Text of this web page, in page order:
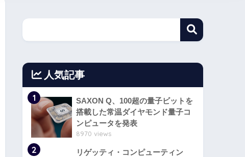
人気記事
1
SAXON Q、100超の量子ビットを
搭載した常温ダイヤモンド量子コ
ンピュータを発表
8970 views
2
リゲッティ・コンピューティン